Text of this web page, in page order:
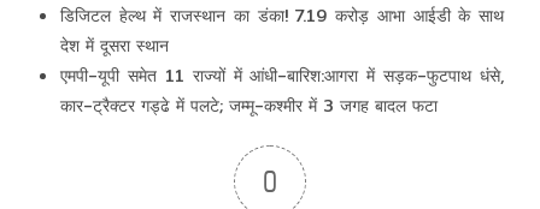
डिजिटल हेल्थ में राजस्थान का डंका! 7.19 करोड़ आभा आईडी के साथ
देश में दूसरा स्थान
एमपी-यूपी समेत 11 राज्यों में आंधी-बारिश:आगरा में सड़क-फुटपाथ धंसे,
कार-ट्रैक्टर गड्ढे में पलटे; जम्मू-कश्मीर में 3 जगह बादल फटा
0